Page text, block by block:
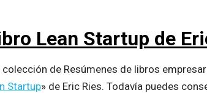
Lean Startup de
de Resúmenes de libros
Startup» de Eric Ries. Todavía puedes